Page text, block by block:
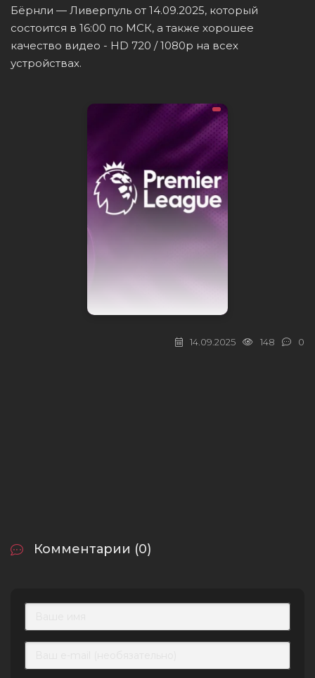
Бёрнли — Ливерпуль от 14.09.2025, который
состоится в 16:00 по МСК, а также хорошее
качество видео - HD 720 / 1080p на всех
устройствах.
0
148
14.09.2025
Комментарии (0)